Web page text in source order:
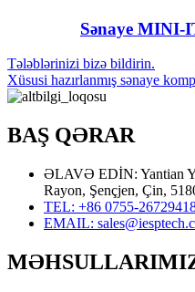
Sənaye MINI-
Tələblərinizi bizə bildirin.
Xüsusi hazırlanmış sənaye
BAŞ QƏRAR
ƏLAVƏ EDİN: Yantian
Rayon, Şençjen, Çin,
TEL: +86 0755-
EMAIL: